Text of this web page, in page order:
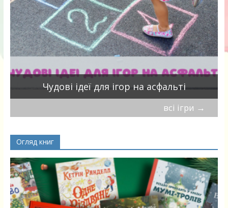
Чудові ідеї для ігор на асфальті
всі ігри →
Огляд книг